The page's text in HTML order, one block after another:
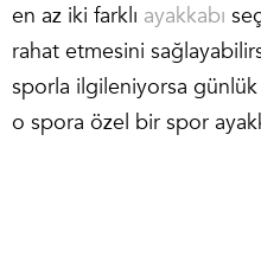
en az iki farklı ayakkabı
rahat etmesini
sporla ilgileniyorsa günlük
o spora özel bir spor